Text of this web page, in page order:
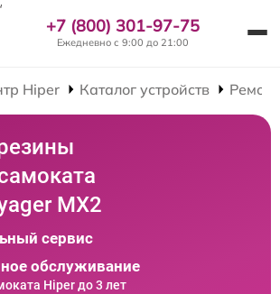
+7 (800) 301-97-75
Ежедневно с 9:00 до 21:00
Hiper Каталог устройств
MX2
сервис
обслуживание
Hiper до 3 лет